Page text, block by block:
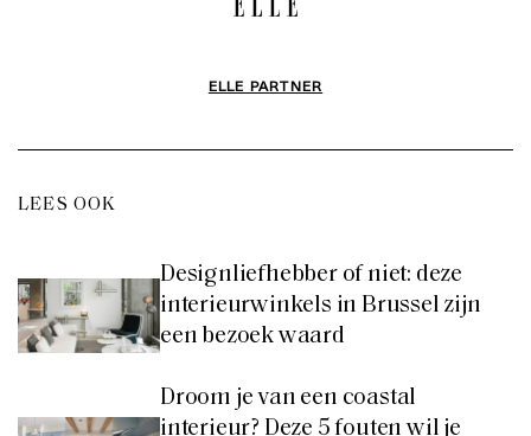
ELLE PARTNER
LEES OOK
Designliefhebber of niet: deze
interieurwinkels in Brussel zijn
een bezoek waard
Droom je van een coastal
interieur? Deze 5 fouten wil je